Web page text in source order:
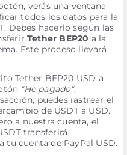
verás una ventana
todos los datos para la
Debes hacerlo según las
Tether BEP20 a la
Este proceso llevará
Tether BEP20 USD a
"He pagado".
puedes rastrear el
de USDT a USD.
a nuestra cuenta, el
transferirá
cuenta de PayPal USD.